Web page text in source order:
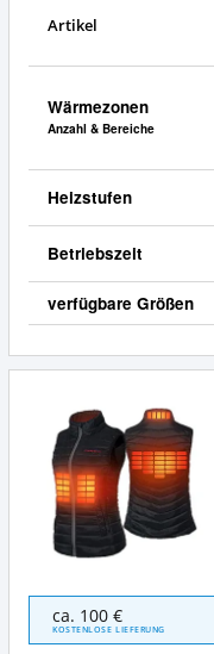
Artikel
Wärmezonen
Anzahl & Bereiche
Heizstufen
Betriebszeit
verfügbare Größen
CONQUECO
Damen
Akku
ca. 100 €
KOSTENLOSE LIEFERUNG